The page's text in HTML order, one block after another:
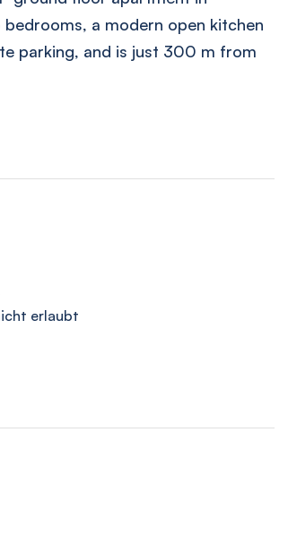
a modern open kitchen
parking, and is just 300 m from
erlaubt